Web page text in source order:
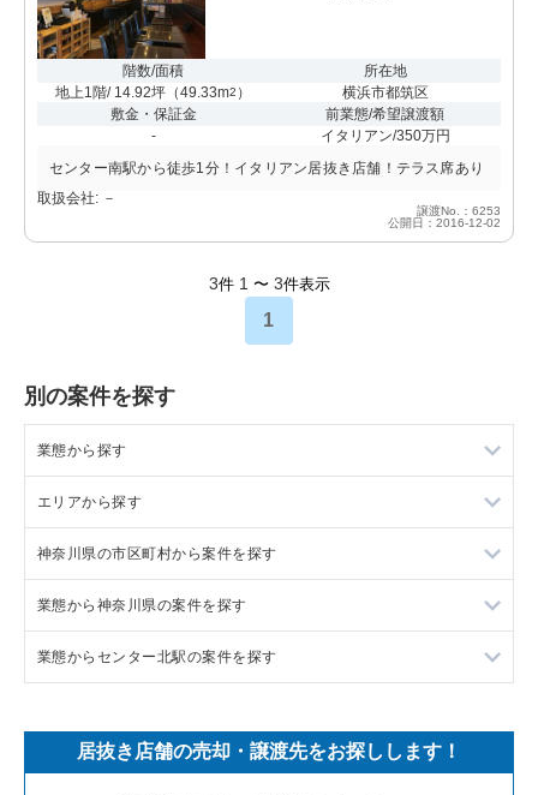
階数/面積
地上1階/ 14.92坪 （49.33m2 ）
所在地
横浜市都筑区
敷金・保証金
-
前業態/希望譲渡額
イタリアン/350万円
センター南駅から徒歩1分！イタリアン居抜き店舗！テラス席あり
取扱会社: －
譲渡No.：6253
公開日：2016-12-02
3件 1 〜 3件表示
1
別の案件を探す
業態から探す
ラーメンの居抜き売却物件の案件一覧
フランス料理の居抜き売却物件の案件一覧
イタリア料理の居抜き売却物件の案件一覧
中華の居抜き売却物件の案件一覧
寿司の居抜き売却物件の案件一覧
エリアから探す
東京23区の飲食店の居抜き売却物件の案件一覧
東京都下の飲食店の居抜き売却物件の案件一覧
千葉県の飲食店の居抜き売却物件の案件一覧
神奈川県の飲食店の居抜き売却物件の案件一覧
神奈川県の市区町村から案件を探す
大和市の飲食店の居抜き売却物件の案件一覧
鎌倉市の飲食店の居抜き売却物件の案件一覧
川崎市高津区の飲食店の居抜き売却物件の案件一覧
業態から神奈川県の案件を探す
神奈川県のラーメンの居抜き売却物件の案件一覧
神奈川県のイタリア料理の居抜き売却物件の案件一覧
業態からセンター北駅の案件を探す
センター北駅のそば・うどんの居抜き売却物件の案件一覧
居抜き店舗の売却・譲渡先をお探しします！